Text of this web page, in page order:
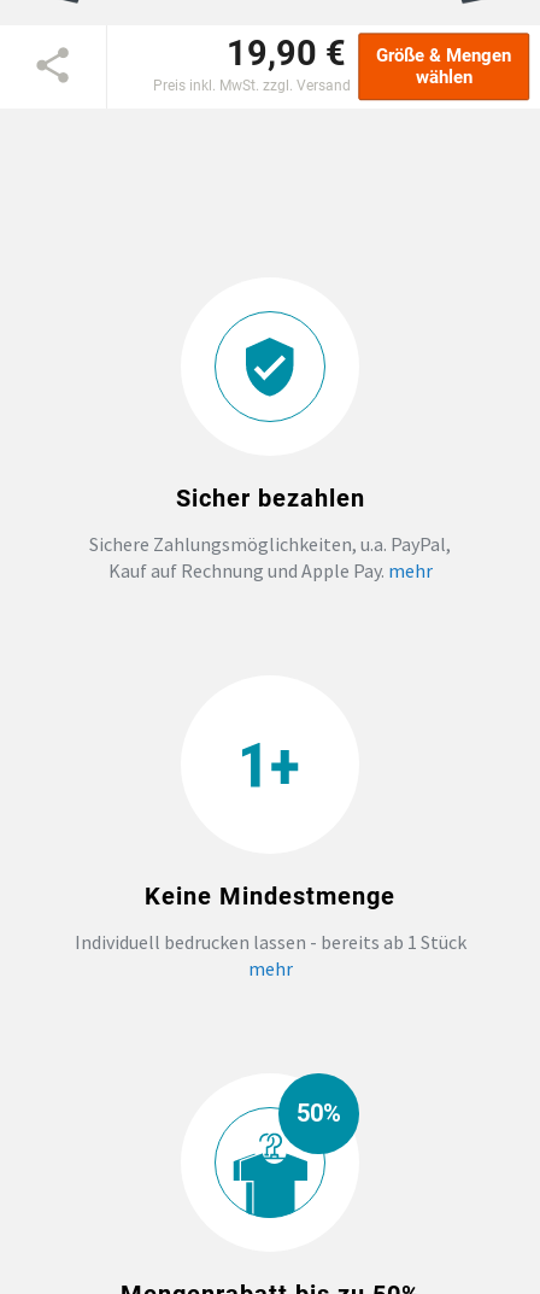
EINSCHULUNG
FOTOTASSEN UND MEHR
19,90 €
Preis inkl. MwSt. zzgl. Versand
Größe & Mengen
wählen
Sicher bezahlen
Sichere Zahlungsmöglichkeiten, u.a. PayPal,
Kauf auf Rechnung und Apple Pay. mehr
Keine Mindestmenge
Individuell bedrucken lassen - bereits ab 1 Stück
mehr
50%